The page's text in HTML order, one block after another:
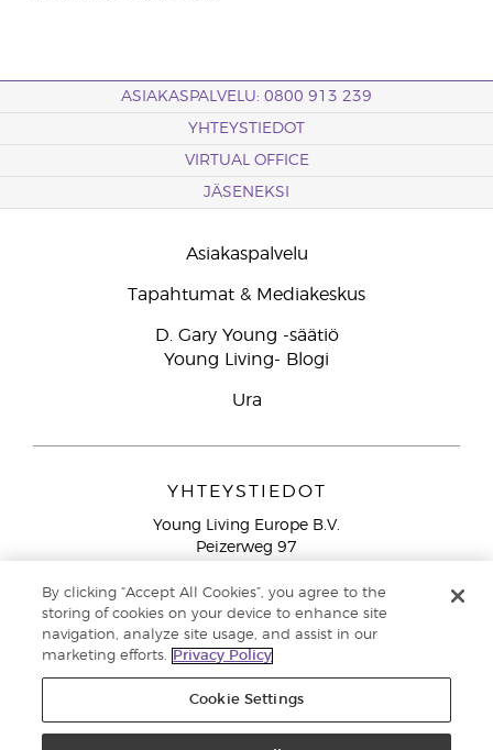
ASIAKASPALVELU: 0800 913 239
YHTEYSTIEDOT
VIRTUAL OFFICE
JÄSENEKSI
Asiakaspalvelu
Tapahtumat & Mediakeskus
D. Gary Young -säätiö
Young Living- Blogi
Ura
YHTEYSTIEDOT
Young Living Europe B.V.
Peizerweg 97
Netherlands
Ilmainen yhteydenotto lankanumeroista Suomesta
913 239
Email: asiakaspalvelu@youngliving.com
By clicking “Accept All Cookies”, you agree to the
storing of cookies on your device to enhance site
navigation, analyze site usage, and assist in our
marketing efforts.
Privacy Policy
Cookie Settings